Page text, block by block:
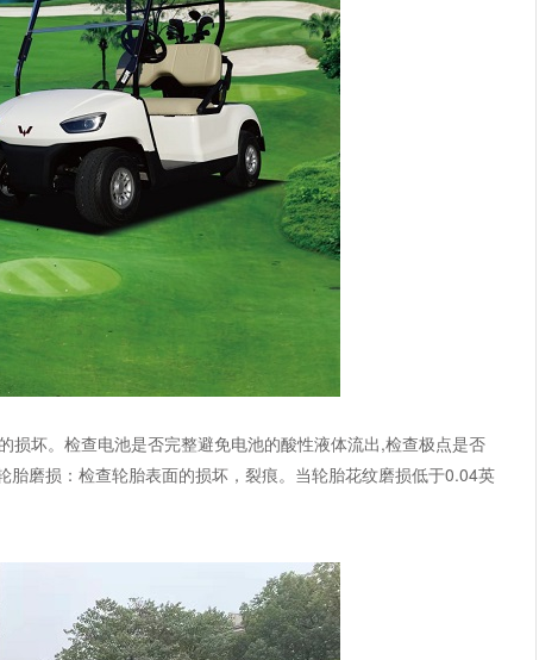
坏。检查电池是否完整避免电池的酸性液体流出,检查极点是否
磨损：检查轮胎表面的损坏，裂痕。当轮胎花纹磨损低于0.04英